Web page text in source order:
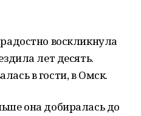
воскликнула
лет десять.
в гости, в Омск.
она добиралась до